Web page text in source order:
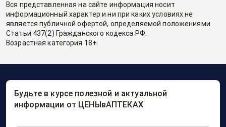
Вся представленная на сайте информация носит
информационный характер и ни при каких условиях не
является публичной офертой, определяемой положениями
Статьи 437(2) Гражданского кодекса РФ.
Возрастная категория 18+.
Будьте в курсе полезной и актуальной
информации от ЦЕНЫвАПТЕКАХ